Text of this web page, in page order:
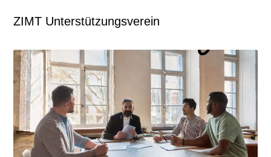
ZIMT Unterstützungsverein